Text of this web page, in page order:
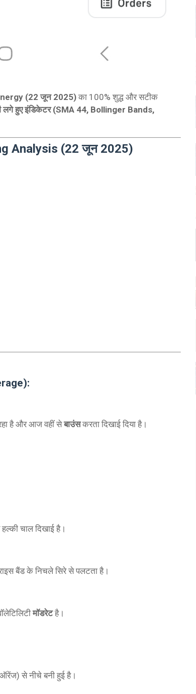
(22 जून 2025)का 100% शुद्ध और सटीक
लगे हुए इंडिकेटर (SMA 44, Bollinger Bands,
Analysis (22 जून 2025)
है और आज वहीं सेबाउंसकरता दिखाई दिया है।
चाल दिखाई है।
बैंड के निचले सिरे से पलटता है।
मॉडरेटहै।
से नीचे बनी हुई है।